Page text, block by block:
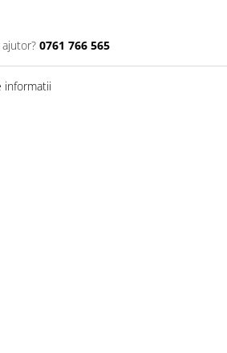
0761 766 565
informatii